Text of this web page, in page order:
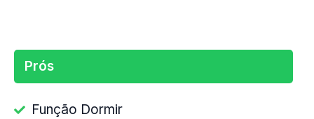
Prós
Função Dormir